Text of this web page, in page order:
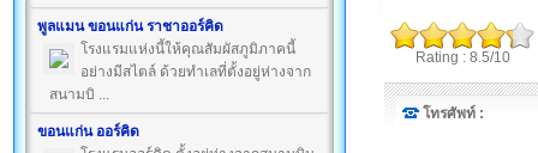
พูลแมน ขอนแก่น ราชาออร์คิด
โรงแรมแห่งนี้ให้คุณสัมผัสภูมิภาคนี้
อย่างมีสไตล์ ด้วยทำเลที่ตั้งอยู่ห่างจาก
สนามบิ ...
ขอนแก่น ออร์คิด
Rating : 8.5/10
โทรศัพท์ :